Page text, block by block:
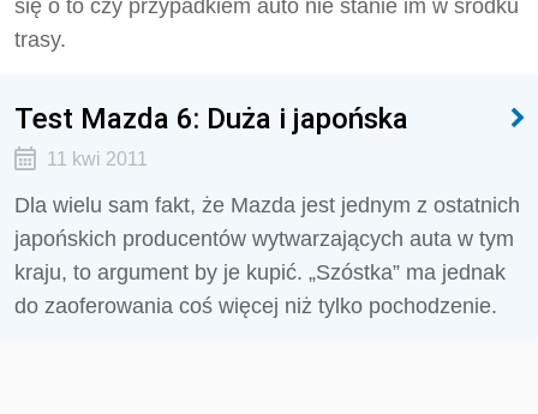
się o to czy przypadkiem auto nie stanie im w środku
trasy.
Test Mazda 6: Duża i japońska
11 kwi 2011
Dla wielu sam fakt, że Mazda jest jednym z ostatnich
japońskich producentów wytwarzających auta w tym
kraju, to argument by je kupić. „Szóstka” ma jednak
do zaoferowania coś więcej niż tylko pochodzenie.